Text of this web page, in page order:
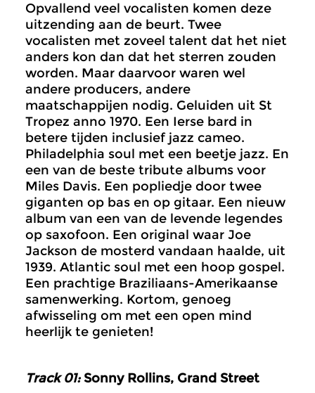
Opvallend veel vocalisten komen deze
uitzending aan de beurt. Twee
vocalisten met zoveel talent dat het niet
anders kon dan dat het sterren zouden
worden. Maar daarvoor waren wel
andere producers, andere
maatschappijen nodig. Geluiden uit St
Tropez anno 1970. Een Ierse bard in
betere tijden inclusief jazz cameo.
Philadelphia soul met een beetje jazz. En
een van de beste tribute albums voor
Miles Davis. Een popliedje door twee
giganten op bas en op gitaar. Een nieuw
album van een van de levende legendes
op saxofoon. Een original waar Joe
Jackson de mosterd vandaan haalde, uit
1939. Atlantic soul met een hoop gospel.
Een prachtige Braziliaans-Amerikaanse
samenwerking. Kortom, genoeg
afwisseling om met een open mind
heerlijk te genieten!
Track 01:Sonny Rollins, Grand Street